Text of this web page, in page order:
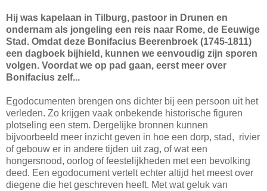
Hij was kapelaan in Tilburg, pastoor in Drunen en
ondernam als jongeling een reis naar Rome, de Eeuwige
Stad. Omdat deze Bonifacius Beerenbroek (1745-1811)
een dagboek bijhield, kunnen we eenvoudig zijn sporen
volgen. Voordat we op pad gaan, eerst meer over
Bonifacius zelf...
Egodocumenten brengen ons dichter bij een persoon uit het
verleden. Zo krijgen vaak onbekende historische figuren
plotseling een stem. Dergelijke bronnen kunnen
bijvoorbeeld meer inzicht geven in hoe een dorp, stad, rivier
of gebouw er in andere tijden uit zag, of wat een
hongersnood, oorlog of feestelijkheden met een bevolking
deed. Een egodocument vertelt echter altijd het meest over
diegene die het geschreven heeft. Met wat geluk van